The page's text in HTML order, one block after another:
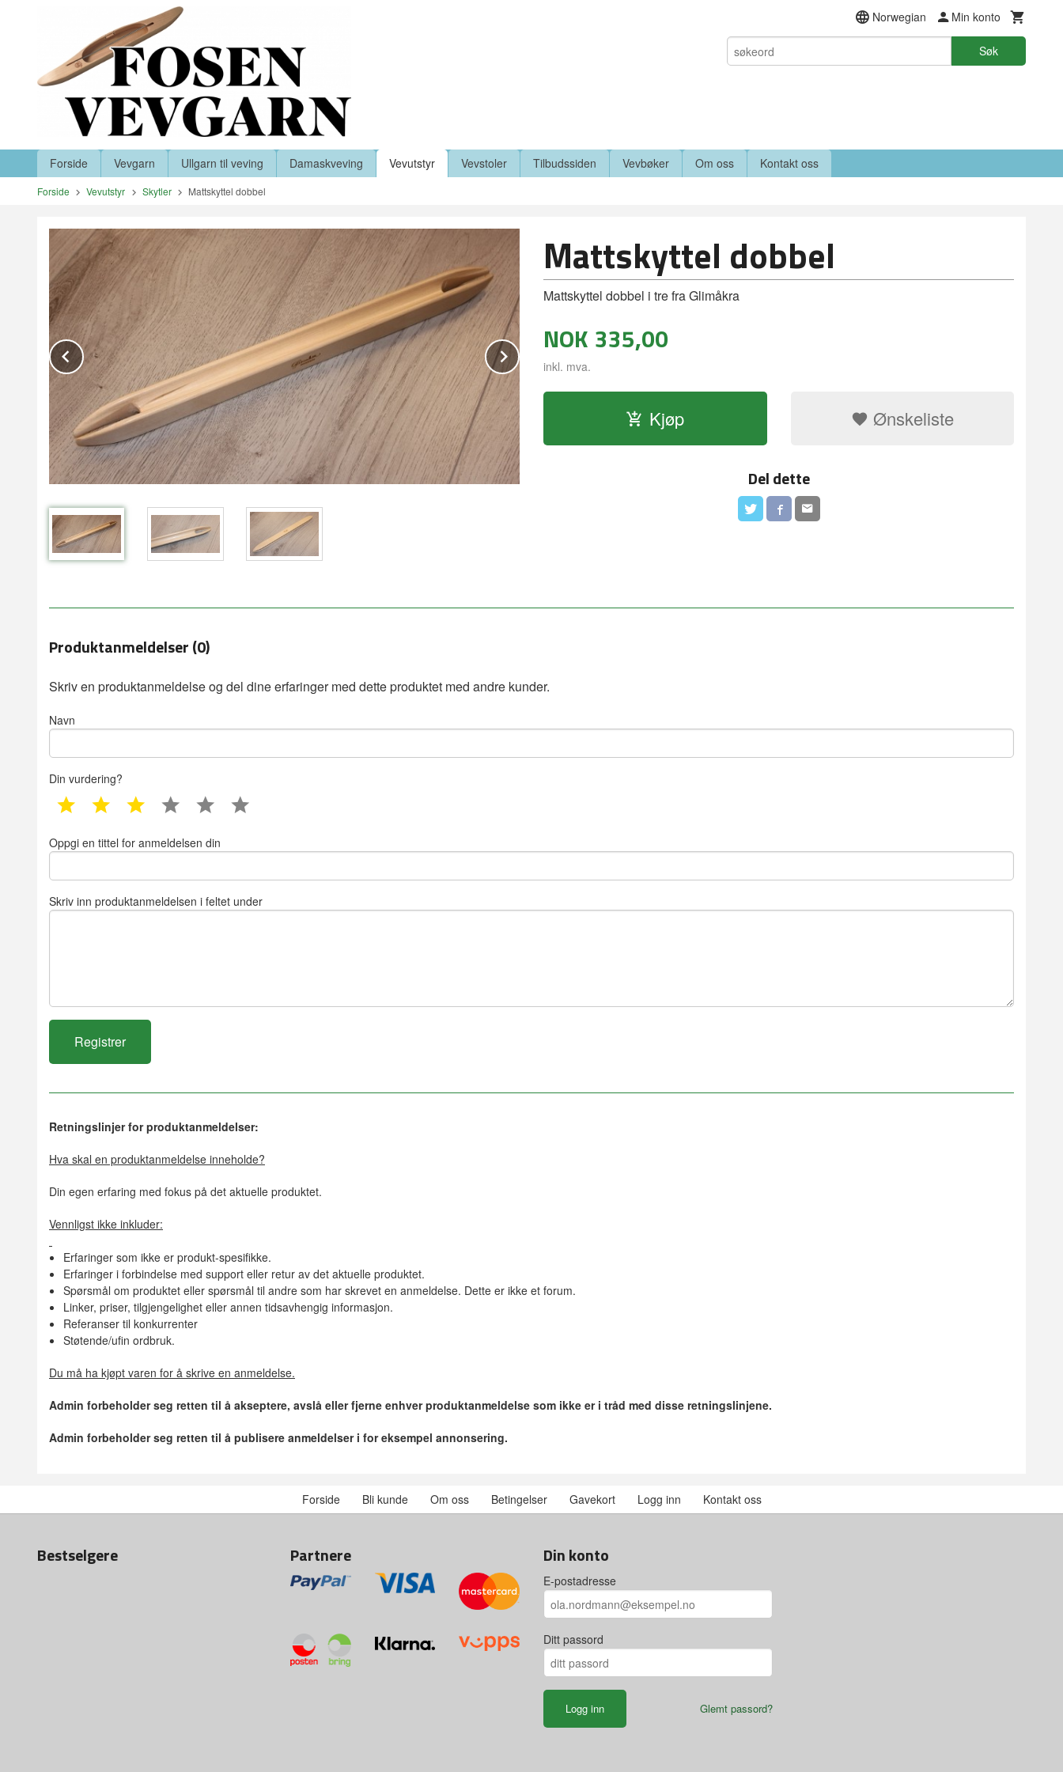
Norwegian Min konto
Søk
Produkter
Forside Vevgarn Ullgarn til veving Damaskveving Vevutstyr Vevstoler Tilbudssiden Vevbøker Om oss Kontakt oss
Forside Vevutstyr Skytler Mattskyttel dobbel
Prev Next
Mattskyttel dobbel
Mattskyttel dobbel i tre fra Glimåkra
NOK 335,00
inkl. mva.
Kjøp Ønskeliste
Del dette
Produktanmeldelser (0)
Skriv en produktanmeldelse og del dine erfaringer med dette produktet med andre kunder.
Navn
Din vurdering?
1 star 2 star 3 star 4 star 5 star
Oppgi en tittel for anmeldelsen din
Skriv inn produktanmeldelsen i feltet under
Retningslinjer for produktanmeldelser:
Hva skal en produktanmeldelse inneholde?
Din egen erfaring med fokus på det aktuelle produktet.
Vennligst ikke inkluder:
Erfaringer som ikke er produkt-spesifikke.
Erfaringer i forbindelse med support eller retur av det aktuelle produktet.
Spørsmål om produktet eller spørsmål til andre som har skrevet en anmeldelse. Dette er ikke et forum.
Linker, priser, tilgjengelighet eller annen tidsavhengig informasjon.
Referanser til konkurrenter
Støtende/ufin ordbruk.
Du må ha kjøpt varen for å skrive en anmeldelse.
Admin forbeholder seg retten til å akseptere, avslå eller fjerne enhver produktanmeldelse som ikke er i tråd med disse retningslinjene.
Admin forbeholder seg retten til å publisere anmeldelser i for eksempel annonsering.
Forside Bli kunde Om oss Betingelser Gavekort Logg inn Kontakt oss
Bestselgere Partnere Din konto
E-postadresse
Ditt passord
Glemt passord?